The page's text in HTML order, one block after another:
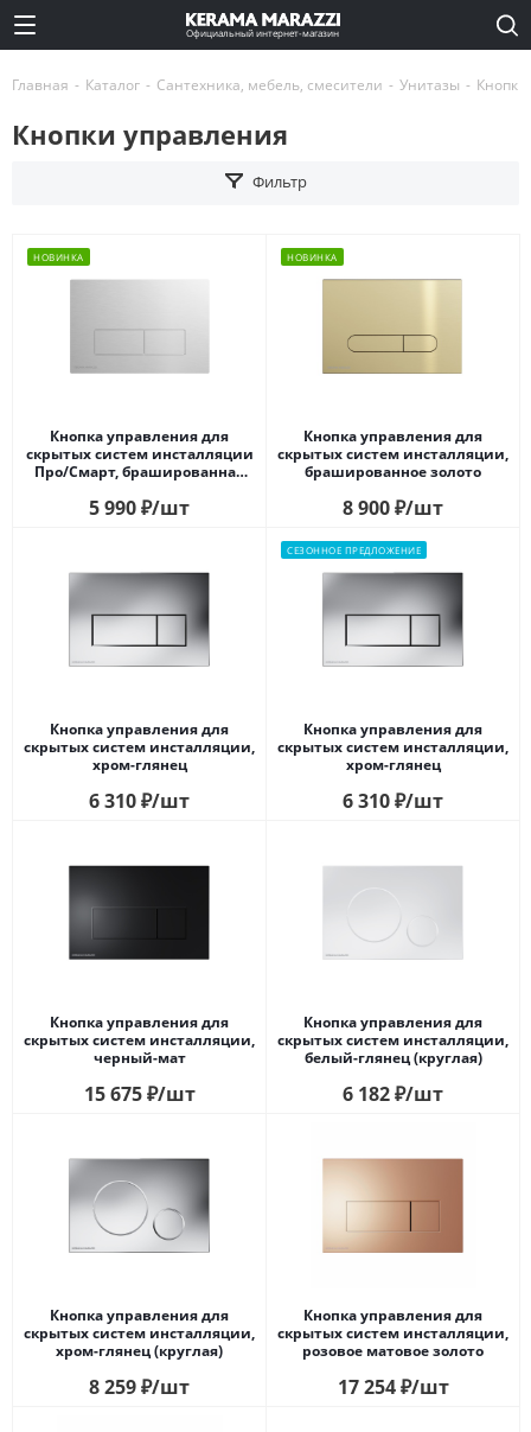
Официальный интернет-магазин
Главная - Каталог - Сантехника, мебель, смесители - Унитазы -
Кнопки управления
Фильтр
НОВИНКА
Кнопка управления для
скрытых систем инсталляции
Про/Смарт, брашированная
5 990₽/шт
НОВИНКА
Кнопка управления для
скрытых систем инсталляции,
брашированное золото
8 900₽/шт
Кнопка управления для
скрытых систем инсталляции,
xром-глянец
6 310₽/шт
СЕЗОННОЕ ПРЕДЛОЖЕНИЕ
Кнопка управления для
скрытых систем инсталляции,
xром-глянец
6 310₽/шт
Кнопка управления для
скрытых систем инсталляции,
черный-мат
15 675₽/шт
Кнопка управления для
скрытых систем инсталляции,
белый-глянец (круглая)
6 182₽/шт
Кнопка управления для
скрытых систем инсталляции,
xром-глянец (круглая)
8 259₽/шт
Кнопка управления для
скрытых систем инсталляции,
розовое матовое золото
17 254₽/шт